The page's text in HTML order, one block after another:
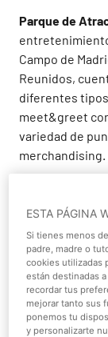
Parque de
Campo de
Reunidos,
diferentes
meet&greet
variedad de
merchandising.
Madrid,
categoría de
importantes
Disfrutar del
tranquilidad y
combinación
ESTA PÁGINA
Si tienes menos
padre, madre o
cookies utilizadas
están destinadas
recordar tus
mejorar tanto sus
ponemos tu
y personalizarte